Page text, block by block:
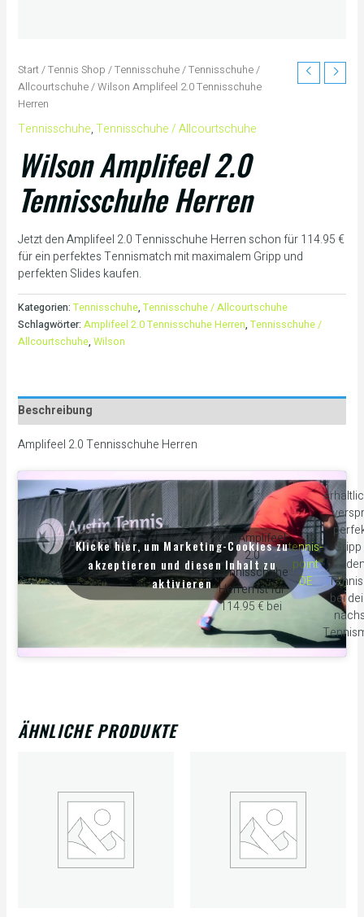
Start/Tennis Shop /Tennisschuhe/Tennisschuhe /
Allcourtschuhe/ Wilson Amplifeel 2.0 Tennisschuhe
Herren
Tennisschuhe,Tennisschuhe / Allcourtschuhe
Wilson Amplifeel 2.0
Tennisschuhe Herren
Jetzt den Amplifeel 2.0 Tennisschuhe Herren schon für 114.95 €
für ein perfektes Tennismatch mit maximalem Gripp und
perfekten Slides kaufen.
Kategorien: Tennisschuhe, Tennisschuhe / Allcourtschuhe
Schlagwörter: Amplifeel 2.0 Tennisschuhe Herren, Tennisschuhe /
Allcourtschuhe, Wilson
Beschreibung
Amplifeel 2.0 Tennisschuhe Herren
Der Amplifeel
2.0
Tennisschuhe
Herren ist für
114.95 € bei
tennis-
point
DE
bei
Klicke hier, um Marketing-Cookies zu
akzeptieren und diesen Inhalt zu
aktivieren
ÄHNLICHE PRODUKTE